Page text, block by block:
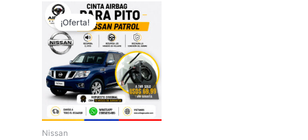
¡Oferta!
Nissan
precio
original
era:
$79,99.
El
precio
actual
es:
$69,99.